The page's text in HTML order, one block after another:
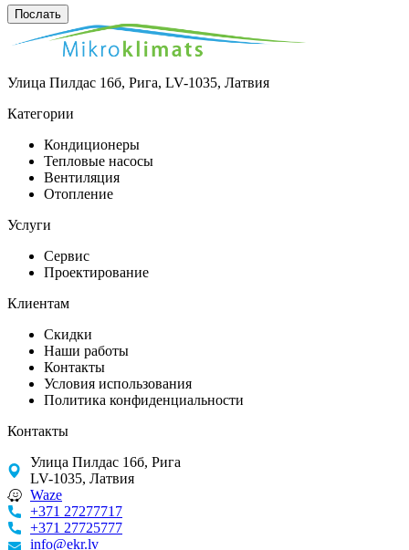
Улица Пилдас 16б, Рига, LV-1035, Латвия
Категории
Кондиционеры
Тепловые насосы
Вентиляция
Отопление
Услуги
Сервис
Проектирование
Клиентам
Скидки
Наши работы
Контакты
Условия использования
Политика конфиденциальности
Контакты
Улица Пилдас 16б, Рига
LV-1035, Латвия
Waze
+371 27277717
+371 27725777
info@ekr.lv